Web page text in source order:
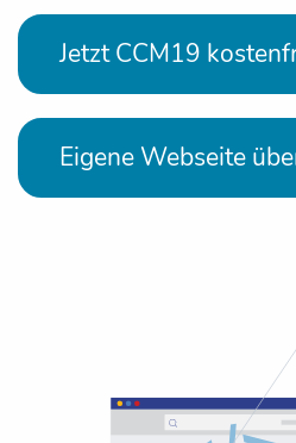
Jetzt CCM19
Eigene Webseite